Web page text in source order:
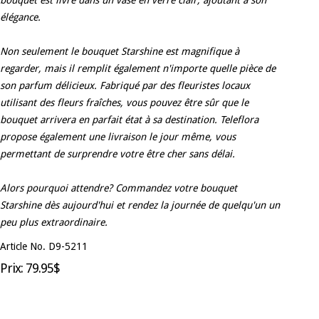
élégance.
Non seulement le bouquet Starshine est magnifique à
regarder, mais il remplit également n'importe quelle pièce de
son parfum délicieux. Fabriqué par des fleuristes locaux
utilisant des fleurs fraîches, vous pouvez être sûr que le
bouquet arrivera en parfait état à sa destination. Teleflora
propose également une livraison le jour même, vous
permettant de surprendre votre être cher sans délai.
Alors pourquoi attendre? Commandez votre bouquet
Starshine dès aujourd'hui et rendez la journée de quelqu'un un
peu plus extraordinaire.
Article No. D9-5211
Prix: 79.95$